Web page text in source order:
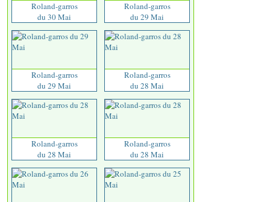
Roland-garros
du 30 Mai
Roland-garros
du 29 Mai
Roland-garros
du 29 Mai
Roland-garros
du 28 Mai
Roland-garros
du 28 Mai
Roland-garros
du 28 Mai